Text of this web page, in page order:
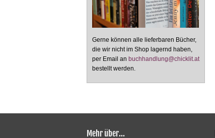
Gerne können alle lieferbaren Bücher,
die wir nicht im Shop lagernd haben,
per Email an buchhandlung@chicklit.at
bestellt werden.
Mehr über...